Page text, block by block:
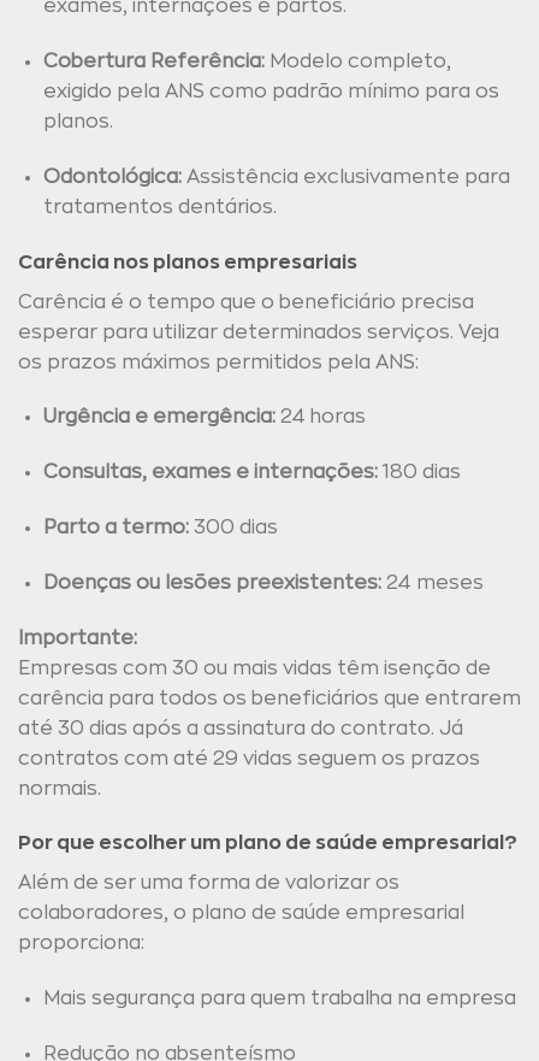
exames, internações e partos.
Cobertura Referência:Modelo completo,
exigido pela ANS como padrão mínimo para os
planos.
Odontológica:Assistência exclusivamente para
tratamentos dentários.
Carência nos planos empresariais
Carência é o tempo que o beneficiário precisa
esperar para utilizar determinados serviços. Veja
os prazos máximos permitidos pela ANS:
Urgência e emergência:24 horas
Consultas, exames e internações:180 dias
Parto a termo:300 dias
Doenças ou lesões preexistentes:24 meses
Importante:
Empresas com 30 ou mais vidas têm isenção de
carência para todos os beneficiários que entrarem
até 30 dias após a assinatura do contrato. Já
contratos com até 29 vidas seguem os prazos
normais.
Por que escolher um plano de saúde empresarial?
Além de ser uma forma de valorizar os
colaboradores, o plano de saúde empresarial
proporciona:
Mais segurança para quem trabalha na empresa
Redução no absenteísmo